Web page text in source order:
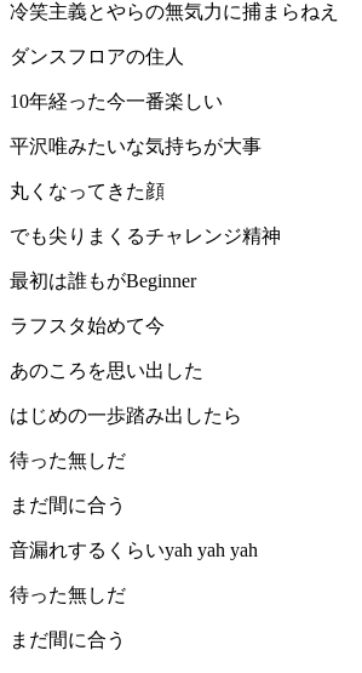
冷笑主義とやらの無気力に捕まらねえ
ダンスフロアの住人
10年経った今一番楽しい
平沢唯みたいな気持ちが大事
丸くなってきた顔
でも尖りまくるチャレンジ精神
最初は誰もがBeginner
ラフスタ始めて今
あのころを思い出した
はじめの一歩踏み出したら
待った無しだ
まだ間に合う
音漏れするくらいyah yah yah
待った無しだ
まだ間に合う